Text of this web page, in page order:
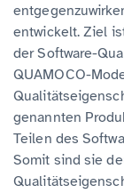
entwickelt. Ziel
der Software-
QUAMOCO-
genannten
Teilen des
Somit sind sie